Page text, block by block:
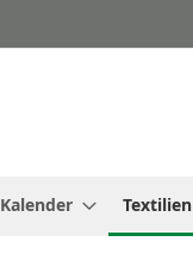
Kalender Textilien